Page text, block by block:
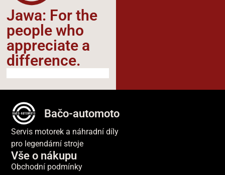
Jawa: For the
people who
appreciate a
difference.​
Bačo-automoto
Servis motorek a náhradní díly
pro legendární stroje
Vše o nákupu
Obchodní podmínky